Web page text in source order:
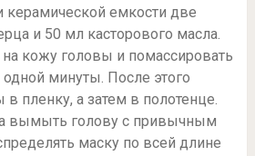
керамической емкости две
и 50 мл касторового масла.
кожу головы и помассировать
минуты. После этого
в пленку, а затем в полотенце.
вымыть голову с привычным
маску по всей длине